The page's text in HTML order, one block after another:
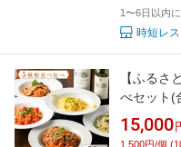
1〜6日以内
時短レ
【ふるさ
べセット(
オイルソ
詰め合わ
15,000
1,500円/個